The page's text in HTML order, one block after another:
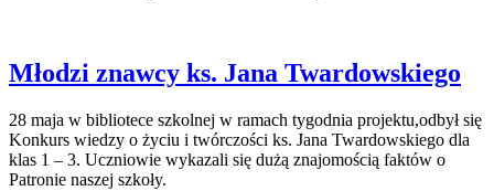
Młodzi znawcy ks. Jana Twardowskiego
28 maja w bibliotece szkolnej w ramach tygodnia projektu,odbył się
Konkurs wiedzy o życiu i twórczości ks. Jana Twardowskiego dla
klas 1 – 3. Uczniowie wykazali się dużą znajomością faktów o
Patronie naszej szkoły.